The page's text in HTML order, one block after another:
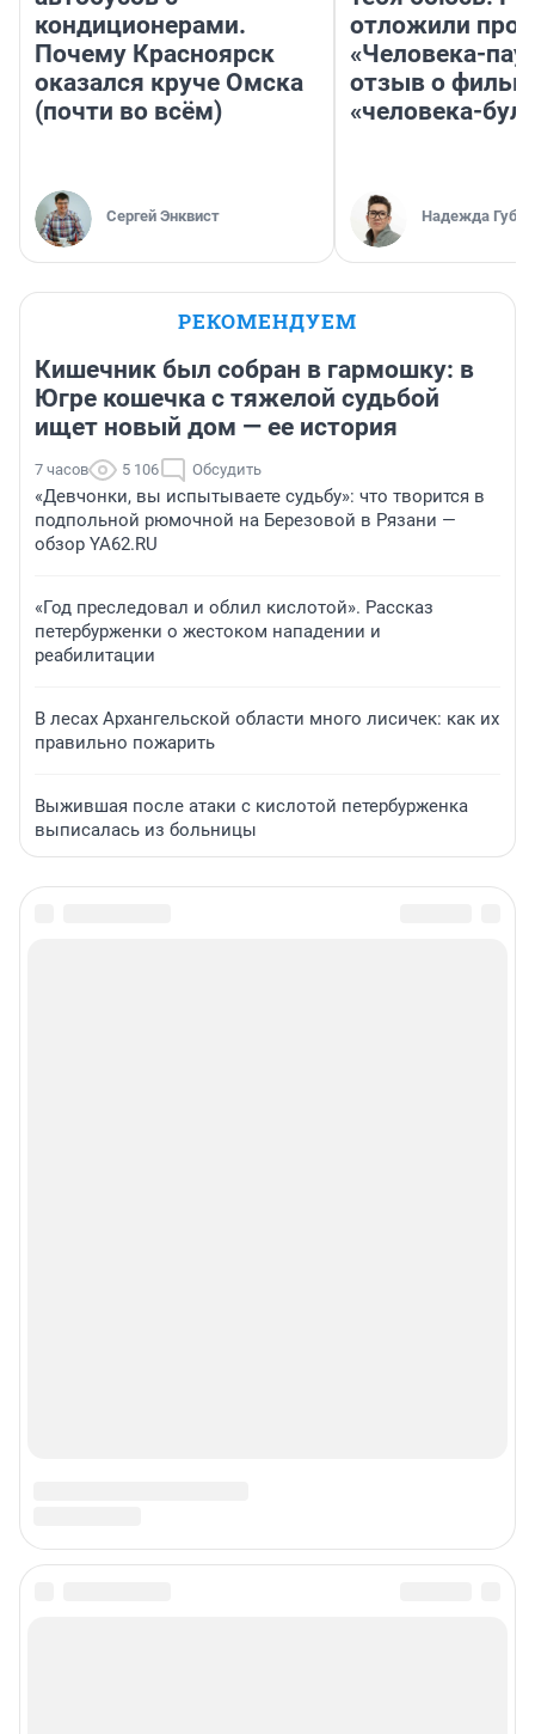
кондиционерами.
Почему Красноярск
оказался круче Омска
(почти во всём)
Сергей Энквист
отложили
«Человека-
отзыв о
«человека-
Надежда
РЕКОМЕНДУЕМ
Кишечник был собран в гармошку: в
Югре кошечка с тяжелой судьбой
ищет новый дом — ее история
7 часов 5 106 Обсудить
«Девчонки, вы испытываете судьбу»: что творится в
подпольной рюмочной на Березовой в Рязани —
обзор YA62.RU
«Год преследовал и облил кислотой». Рассказ
петербурженки о жестоком нападении и
реабилитации
В лесах Архангельской области много лисичек: как их
правильно пожарить
Выжившая после атаки с кислотой петербурженка
выписалась из больницы